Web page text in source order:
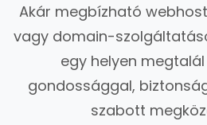
Akár megbízható
vagy domain-
egy helyen
gondossággal,
szabott